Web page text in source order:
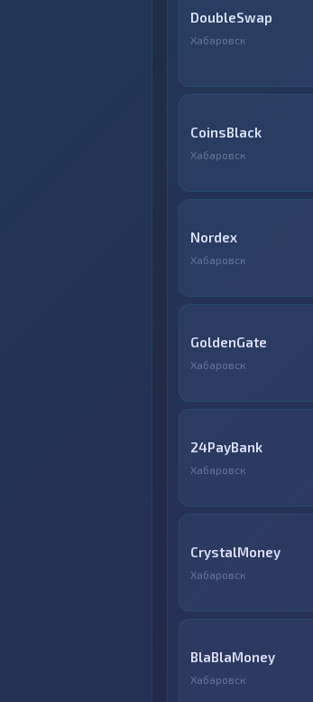
DoubleSwap
Хабаровск
CoinsBlack
Хабаровск
Nordex
Хабаровск
GoldenGate
Хабаровск
24PayBank
Хабаровск
CrystalMoney
Хабаровск
BlaBlaMoney
Хабаровск